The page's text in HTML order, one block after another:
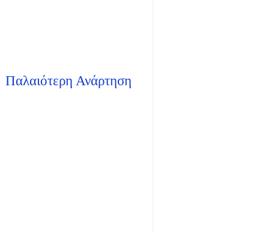
Παλαιότερη Ανάρτηση